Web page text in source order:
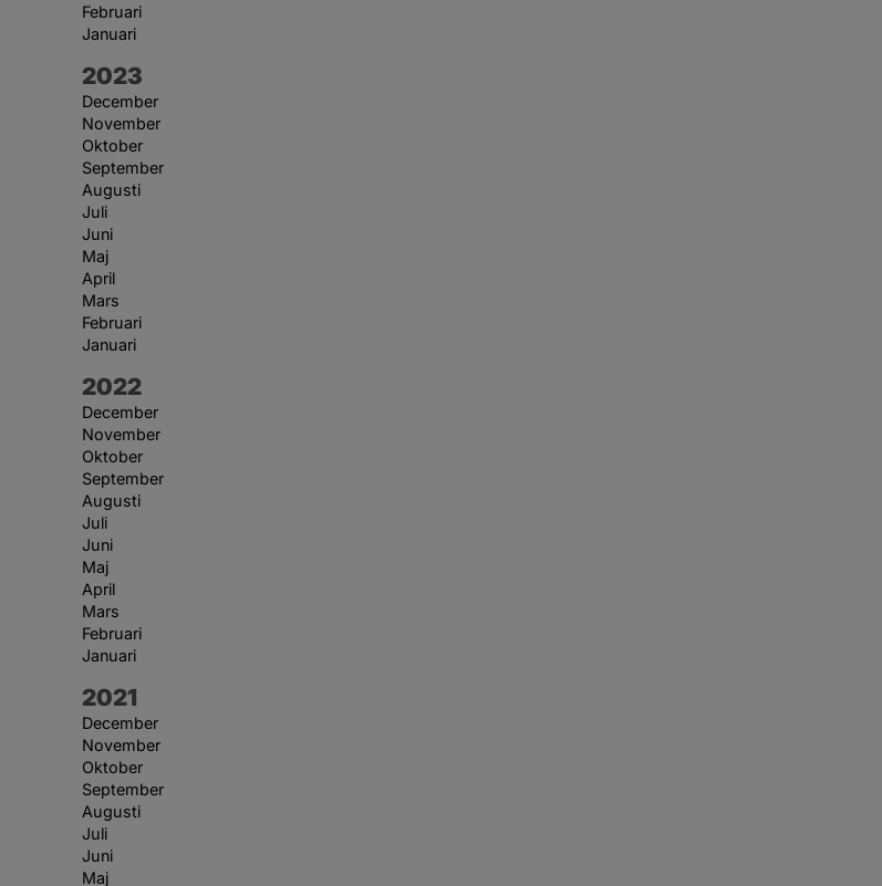
Februari
Januari
År:
2023
December
November
Oktober
September
Augusti
Juli
Juni
Maj
April
Mars
Februari
Januari
År:
2022
December
November
Oktober
September
Augusti
Juli
Juni
Maj
April
Mars
Februari
Januari
År:
2021
December
November
Oktober
September
Augusti
Juli
Juni
Maj